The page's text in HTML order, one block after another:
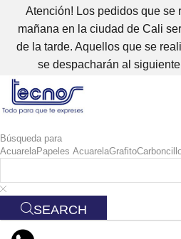
Atención! Los pedidos que se
mañana en la ciudad de Cali
de la tarde. Aquellos que se
se despacharán al
Búsqueda para
AcuarelaPapeles AcuarelaGrafito
SEARCH